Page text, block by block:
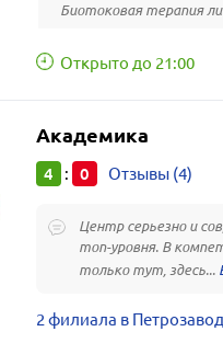
Биотоковая терапия
Открыто до 21:00
Академика
4 : 0 Отзывы (4)
Центр серьезно и
топ-уровня. В
только тут, здесь...
2 филиала в